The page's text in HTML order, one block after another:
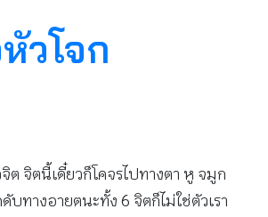
วโจก
จิตนี้เดี๋ยวก็โคจรไปทางตา หู จมูก
บทางอายตนะทั้ง 6 จิตก็ไม่ใช่ตัวเรา